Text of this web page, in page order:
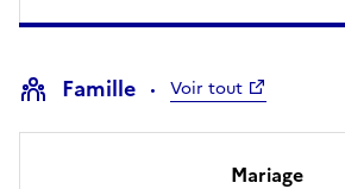
Famille Voir tout
Mariage